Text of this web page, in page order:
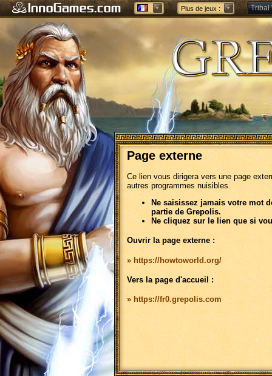
Plus de jeux : Tribal
Page externe
Ce lien vous dirigera vers une page
autres programmes nuisibles.
Ne saisissez jamais votre mot
partie de Grepolis.
Ne cliquez sur le lien que si
Ouvrir la page externe :
» https://howtoworld.org/
Vers la page d'accueil :
» https://fr0.grepolis.com